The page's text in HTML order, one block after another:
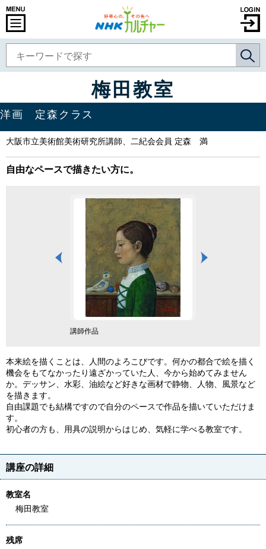
梅田教室
洋画 定森クラス
大阪市立美術館美術研究所講師、二紀会会員 定森 満
自由なペースで描きたい方に。
講師作品
本来絵を描くことは、人間のよろこびです。何かの都合で絵を描く
機会をもてなかったり遠ざかっていた人、今から始めてみません
か。デッサン、水彩、油絵など好きな画材で静物、人物、風景など
を描きます。
自由課題でも結構ですので自分のペースで作品を描いていただけま
す。
初心者の方も、用具の説明からはじめ、気軽に学べる教室です。
講座の詳細
教室名
梅田教室
残席